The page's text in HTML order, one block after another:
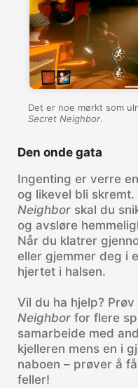
iPhone
iPad
Mac
Watch
Det er noe mørkt som
Secret Neighbor.
Den onde gata
Ingenting er verre
og likevel bli
Neighbor skal du
og avsløre
Når du klatrer
eller gjemmer deg i
hjertet i halsen.
Vil du ha hjelp?
Neighbor for flere
samarbeide med
kjelleren mens en i
naboen – prøver å
feller!